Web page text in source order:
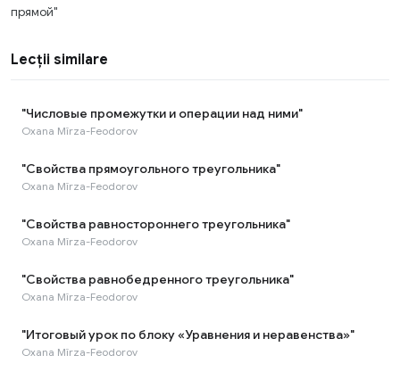
прямой"
Lecții similare
"Числовые промежутки и операции над ними"
Oxana Mîrza-Feodorov
"Cвойства прямоугольного треугольника"
Oxana Mîrza-Feodorov
"Cвойства равностороннего треугольника"
Oxana Mîrza-Feodorov
"Свойства равнобедренного треугольника"
Oxana Mîrza-Feodorov
"Итоговый урок по блоку «Уравнения и неравенства»"
Oxana Mîrza-Feodorov